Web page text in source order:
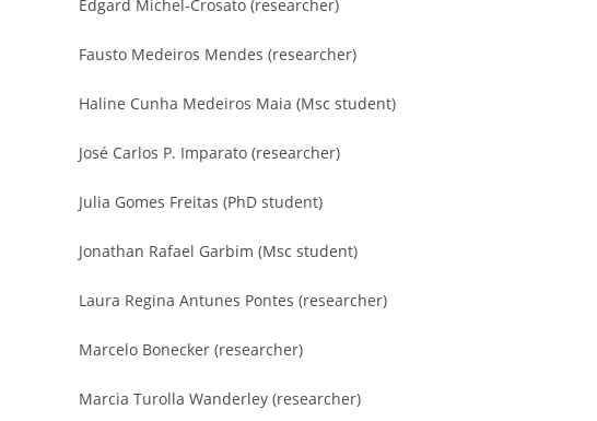
Edgard Michel-Crosato (researcher)
Fausto Medeiros Mendes (researcher)
Haline Cunha Medeiros Maia (Msc student)
José Carlos P. Imparato (researcher)
Julia Gomes Freitas (PhD student)
Jonathan Rafael Garbim (Msc student)
Laura Regina Antunes Pontes (researcher)
Marcelo Bonecker (researcher)
Marcia Turolla Wanderley (researcher)